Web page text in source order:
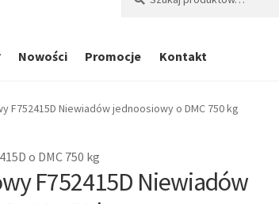
Nowości Promocje Kontakt
F752415D Niewiadów jednoosiowy o DMC 750 kg
o DMC 750 kg
F752415D Niewiadów